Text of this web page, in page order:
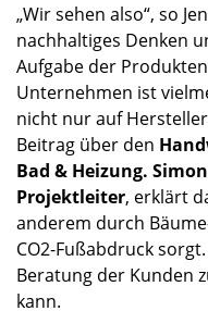
„Wir sehen also“, so
nachhaltiges Denken
Aufgabe der
Unternehmen ist
nicht nur auf
Beitrag über den
Bad & Heizung.
Projektleiter, erklärt
anderem durch
CO2-Fußabdruck
Beratung der Kunden
kann.